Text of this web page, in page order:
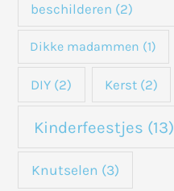
beschilderen (2)
Dikke madammen (1)
DIY (2) Kerst(2)
Kinderfeestjes (13)
Knutselen (3)